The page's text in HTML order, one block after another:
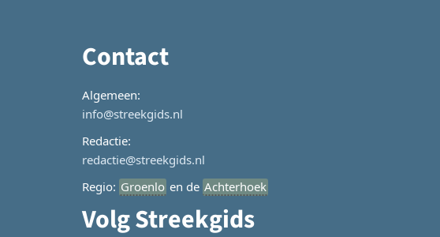
Contact
Algemeen:
info@streekgids.nl
Redactie:
redactie@streekgids.nl
Regio: Groenlo en de Achterhoek
Volg Streekgids